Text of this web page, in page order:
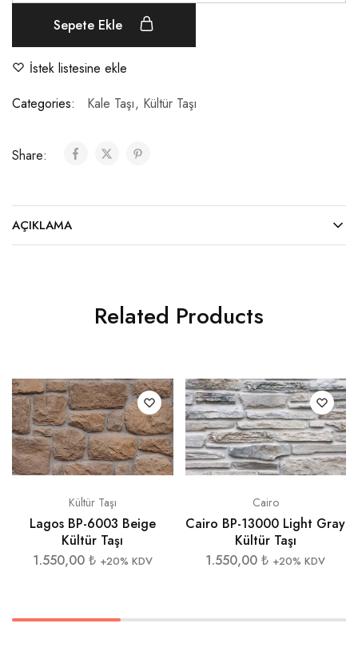
Sepete Ekle
İstek listesine ekle
Categories:
Kale Taşı, Kültür Taşı
Share:
AÇIKLAMA
Related Products
Kültür Taşı
Lagos BP-6003 Beige
Kültür Taşı
1.550,00 ₺ +20% KDV
Cairo
Cairo BP-13000 Light Gray
Kültür Taşı
1.550,00₺ +20% KDV